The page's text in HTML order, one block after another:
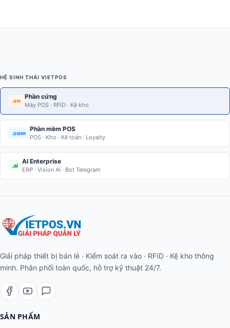
HỆ SINH THÁI VIETPOS
.vn
Phần cứng
Máy POS · RFID · Kệ kho
.com
Phần mềm POS
POS · Kho · Kế toán · Loyalty
.ai
AI Enterprise
ERP · Vision AI · Bot Telegram
Giải pháp thiết bị bán lẻ · Kiểm soát ra vào · RFID · Kệ kho thông
minh. Phân phối toàn quốc, hỗ trợ kỹ thuật 24/7.
SẢN PHẨM